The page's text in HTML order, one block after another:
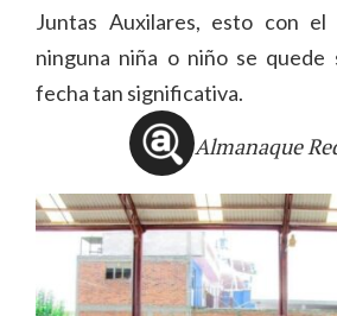
Juntas Auxilares, esto con
ninguna niña o niño se quede
fecha tan significativa.
Almanaque